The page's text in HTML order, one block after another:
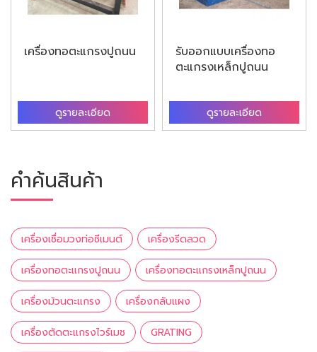
เครื่องทอตะแกรงปูถนน
ดูรายละเอียด
รับออกแบบเครื่องทอ
ตะแกรงเหล็กปูถนน
ดูรายละเอียด
คำค้นสินค้า
เครื่องเชื่อมวงท่อซีเมนต์ เครื่องรีดลวด
เครื่องทอตะแกรงปูถนน เครื่องทอตะแกรงเหล็กปูถนน
เครื่องม้วนตะแกรง เครื่องกลับแผง
เครื่องตัดตะแกรงไวร์เมช GRATING